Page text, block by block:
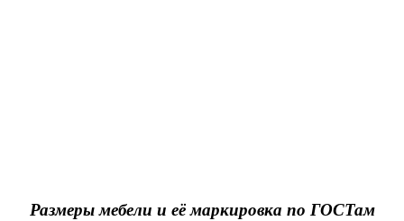
Размеры мебели и её маркировка по ГОСТам